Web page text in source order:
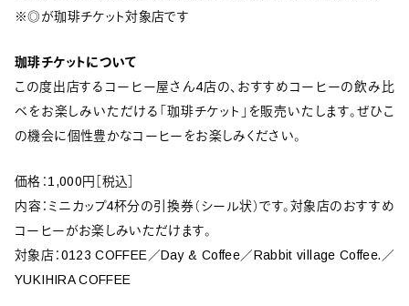
※◎が珈琲チケット対象店です
珈琲チケットについて
この度出店するコーヒー屋さん4店の、おすすめコーヒーの飲み比
べをお楽しみいただける「珈琲チケット」を販売いたします。ぜひこ
の機会に個性豊かなコーヒーをお楽しみください。
価格：1,000円［税込］
内容：ミニカップ4杯分の引換券（シール状）です。対象店のおすすめ
コーヒーがお楽しみいただけます。
対象店：0123 COFFEE／Day & Coffee／Rabbit village Coffee.／
YUKIHIRA COFFEE